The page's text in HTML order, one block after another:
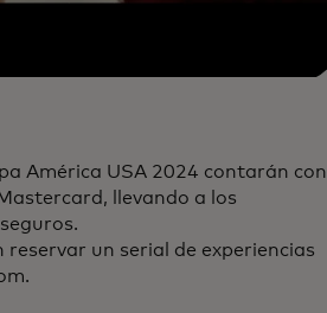
América USA 2024 contarán con
llevando a los
un serial de experiencias